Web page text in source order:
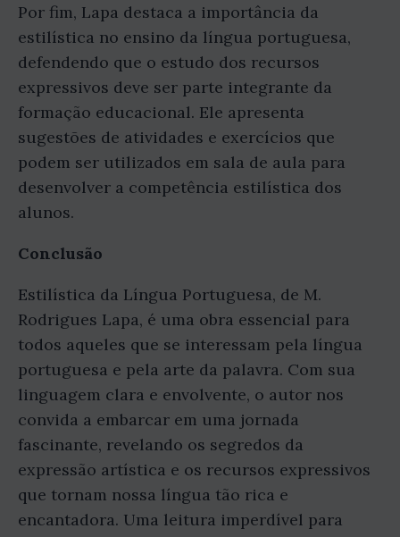
Por fim, Lapa destaca a importância da
estilística no ensino da língua portuguesa,
defendendo que o estudo dos recursos
expressivos deve ser parte integrante da
formação educacional. Ele apresenta
sugestões de atividades e exercícios que
podem ser utilizados em sala de aula para
desenvolver a competência estilística dos
alunos.
Conclusão
Estilística da Língua Portuguesa, de M.
Rodrigues Lapa, é uma obra essencial para
todos aqueles que se interessam pela língua
portuguesa e pela arte da palavra. Com sua
linguagem clara e envolvente, o autor nos
convida a embarcar em uma jornada
fascinante, revelando os segredos da
expressão artística e os recursos expressivos
que tornam nossa língua tão rica e
encantadora. Uma leitura imperdível para